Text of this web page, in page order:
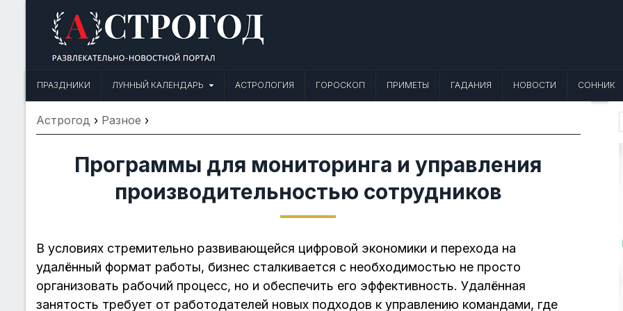
Астрогод: Праздники сегодня, Лунный календарь, Приметы, Что
ПРАЗДНИКИ
ЛУННЫЙ КАЛЕНДАРЬ АСТРОЛОГИЯ ГОРОСКОП ПРИМЕТЫ ГАДАНИЯ НОВОСТИ СОННИК
Астрогод › Разное ›
Программы для мониторинга и управления
производительностью сотрудников
В условиях стремительно развивающейся цифровой экономики и перехода на
удалённый формат работы, бизнес сталкивается с необходимостью не просто
организовать рабочий процесс, но и обеспечить его эффективность. Удалённая
занятость требует от работодателей новых подходов к управлению командами, где